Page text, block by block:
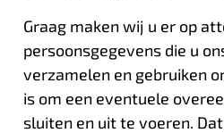
Graag maken wij u er op
persoonsgegevens die u
verzamelen en gebruiken
is om een eventuele
sluiten en uit te voeren.